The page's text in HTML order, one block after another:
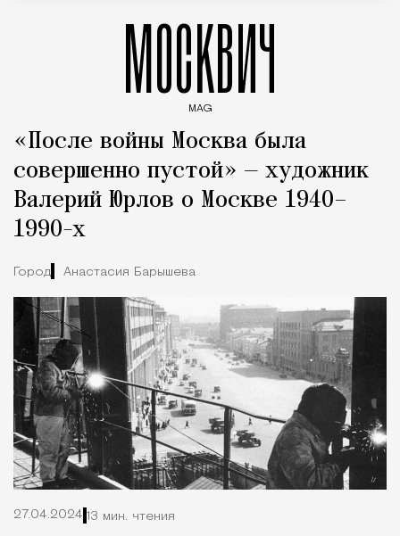
МОСКВИЧ
MAG
«После войны Москва была
совершенно пустой» — художник
Валерий Юрлов о Москве 1940–
1990-х
Город Анастасия Барышева
27.04.2024 13 мин. чтения